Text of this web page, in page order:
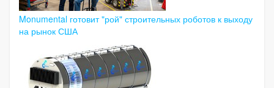
Monumental готовит "рой" строительных роботов к выходу
на рынок США